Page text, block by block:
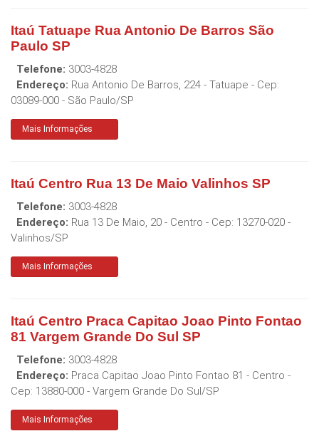
Itaú Tatuape Rua Antonio De Barros São
Paulo SP
Telefone: 3003-4828
Endereço: Rua Antonio De Barros, 224 - Tatuape - Cep:
03089-000 - São Paulo/SP
Mais Informações
Itaú Centro Rua 13 De Maio Valinhos SP
Telefone: 3003-4828
Endereço: Rua 13 De Maio, 20 - Centro - Cep: 13270-020 -
Valinhos/SP
Mais Informações
Itaú Centro Praca Capitao Joao Pinto Fontao
81 Vargem Grande Do Sul SP
Telefone: 3003-4828
Endereço: Praca Capitao Joao Pinto Fontao 81 - Centro -
Cep: 13880-000 - Vargem Grande Do Sul/SP
Mais Informações